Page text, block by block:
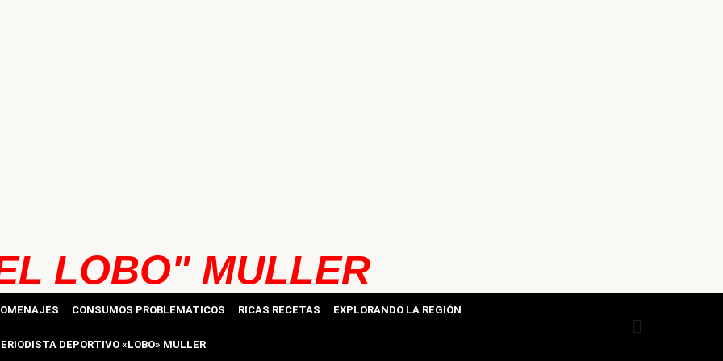
LOBO" MULLER
CONSUMOS PROBLEMATICOS RICAS RECETAS EXPLORANDO LA REGIÓN
DEPORTIVO «LOBO» MULLER